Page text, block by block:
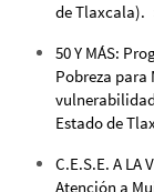
de Tlaxcala).
50 Y MÁS:
Pobreza para
Estado de
C.E.S.E. A LA
Atención a